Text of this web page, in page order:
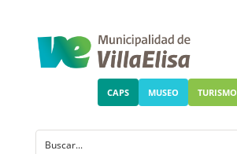
CAPS MUSEO TURISMO